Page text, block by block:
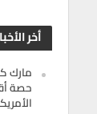
أخر
مارك
حصة